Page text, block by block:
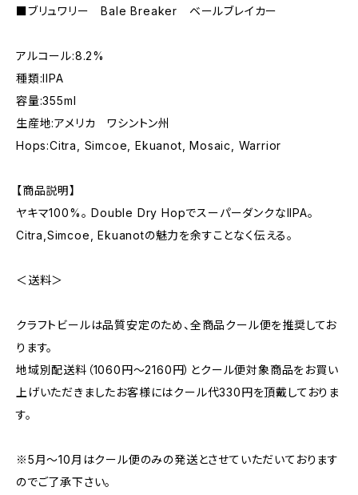
■ブリュワリー Bale Breaker ベールブレイカー
アルコール:8.2%
種類:IIPA
容量:355ml
生産地:アメリカ ワシントン州
Hops:Citra, Simcoe, Ekuanot, Mosaic, Warrior
【商品説明】
ヤキマ100%。 Double Dry HopでスーパーダンクなIIPA。
Citra,Simcoe, Ekuanotの魅力を余すことなく伝える。
＜送料＞
クラフトビールは品質安定のため、全商品クール便を推奨してお
ります。
地域別配送料（1060円～2160円）とクール便対象商品をお買い
上げいただきましたお客様にはクール代330円を頂戴しておりま
す。
※5月～10月はクール便のみの発送とさせていただいております
のでご了承下さい。